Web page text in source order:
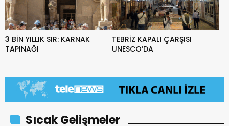
3 BİN YILLIK SIR: KARNAK
TAPINAĞI
TEBRİZ KAPALI ÇARŞISI
UNESCO’DA
Sıcak Gelişmeler